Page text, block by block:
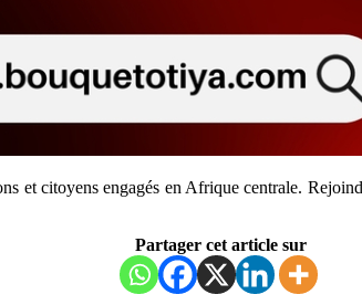
et citoyens engagés en Afrique centrale.
Partager cet article sur